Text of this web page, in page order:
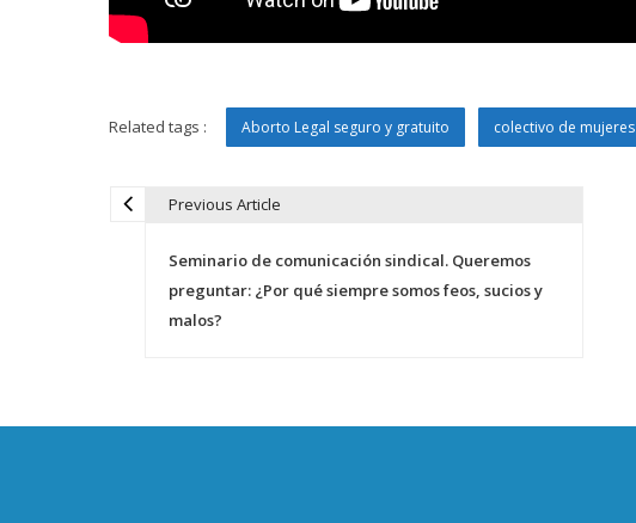
Related tags : Aborto Legal seguro y gratuito colectivo de mujeres
e
Previous Article
Seminario de comunicación sindical. Queremos
preguntar: ¿Por qué siempre somos feos, sucios y
malos?